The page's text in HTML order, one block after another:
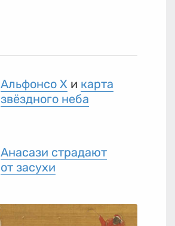
Альфонсо X и карта
звёздного неба
Анасази страдают
от засухи